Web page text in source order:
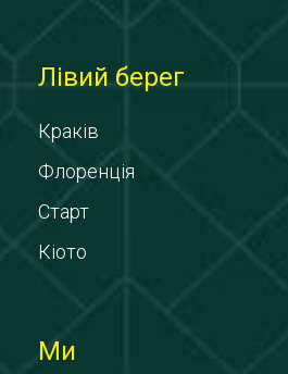
Лівий берег
Краків
Флоренція
Старт
Кіото
Ми